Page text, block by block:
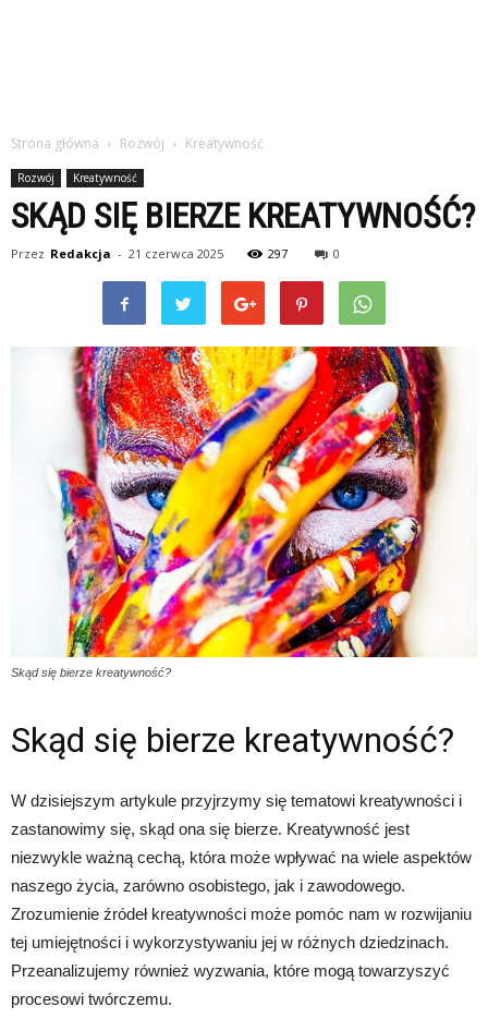
Strona główna Rozwój Kreatywność
Rozwój Kreatywność
SKĄD SIĘ BIERZE KREATYWNOŚĆ?
Przez Redakcja - 21 czerwca 2025 297 0
Skąd się bierze kreatywność?
Skąd się bierze kreatywność?
W dzisiejszym artykule przyjrzymy się tematowi kreatywności i
zastanowimy się, skąd ona się bierze. Kreatywność jest
niezwykle ważną cechą, która może wpływać na wiele aspektów
naszego życia, zarówno osobistego, jak i zawodowego.
Zrozumienie źródeł kreatywności może pomóc nam w rozwijaniu
tej umiejętności i wykorzystywaniu jej w różnych dziedzinach.
Przeanalizujemy również wyzwania, które mogą towarzyszyć
procesowi twórczemu.